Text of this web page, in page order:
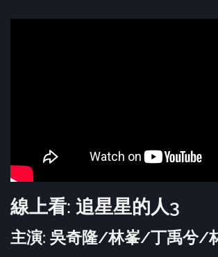
線上看: 追星星的人3
主演: 吳奇隆/林峯/丁禹兮/